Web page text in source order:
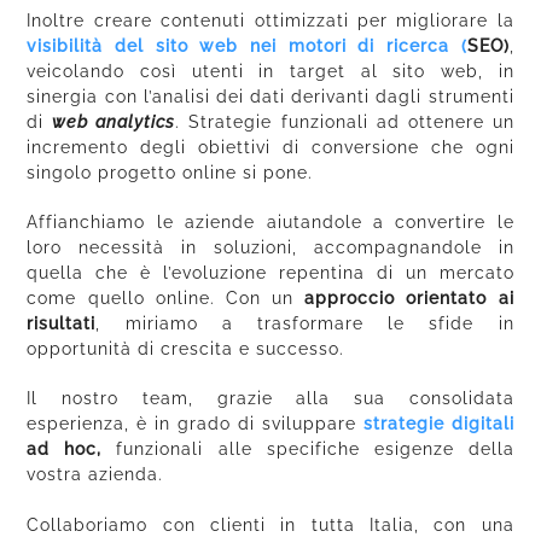
Inoltre creare contenuti ottimizzati per migliorare la
visibilità del sito web nei motori di ricerca (SEO),
veicolando così utenti in target al sito web, in
sinergia con l’analisi dei dati derivanti dagli strumenti
diweb analytics. Strategie funzionali ad ottenere un
incremento degli obiettivi di conversione che ogni
singolo progetto online si pone.
Affianchiamo le aziende aiutandole a convertire le
loro necessità in soluzioni, accompagnandole in
quella che è l’evoluzione repentina di un mercato
come quello online. Con unapproccio orientato ai
risultati, miriamo a trasformare le sfide in
opportunità di crescita e successo.
Il nostro team, grazie alla sua consolidata
esperienza, è in grado di sviluppare strategie digitali
ad hoc, funzionali alle specifiche esigenze della
vostra azienda.
Collaboriamo con clienti in tutta Italia, con una